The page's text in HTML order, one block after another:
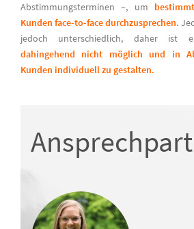
Abstimmungsterminen –, um
Kunden face-to-face durchzusprechen.
jedoch unterschiedlich, daher ist
dahingehend nicht möglich und in
Kunden individuell zu gestalten.